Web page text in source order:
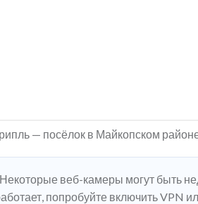
— посёлок в Майкопском
Некоторые веб-камеры могут быть
попробуйте включить VPN